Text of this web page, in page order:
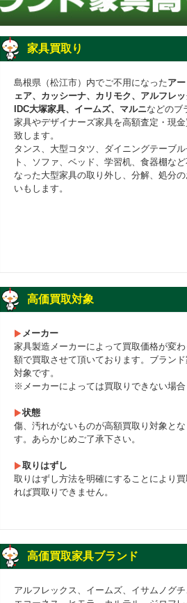
家具買取り
島根県（松江市）内でご不用になったア
ェア、カッシーナ、カリモク、アルフレッ
IDC大塚家具、イームズ、マルニなどのブ
家具やデザイナーズ家具を高額査定・現金
致します。
タンス、大型コタツ、ダイニングテーブル
ト、ソファ、ベッド、学習机、食器棚など
なった大型家具の取り外し、分解、処分
いもします。
高価買取対象
メーカー
家具製造メーカーによって買取価格が変
額で買取させて頂いております。ブラン
対象です。
※メーカーによっては買取りできない場
状態
傷、汚れがないものが高額買取り対象と
す。あらかじめご了承下さい。
取りはずし
取りはずし方法を明確にすることにより
れば買取りできません。
高価買取家具ブランド
アルフレックス、イームズ、イサムノグ